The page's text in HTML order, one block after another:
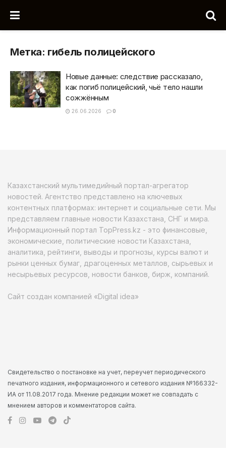
Метка: гибель полицейского
Новые данные: следствие рассказало,
как погиб полицейский, чьё тело нашли
сожжённым
26.06.2026 0
Казахстанский мультимедийный портал-агрегатор
новостей. Агентство представлено на ключевых
контентных платформах: интернет и социальные сети. Мы
представляем главные новости Казахстана, СНГ и мира.
Информационный портал TopPress.kz - это финансовые,
экономические, политические новости Казахстана,
аналитика, рейтинги, выводы и прогнозы, курсы валют и
рынки ценных бумаг, драгоценных металлов, сырьевых и
несырьевых ресурсов, новости банков, бирж, компаний.
Сайт создан компанией «Digital idea»
Свидетельство о постановке на учет, переучет периодического
печатного издания, информационного и сетевого издания №166332-
ИА от 11.08.2017 года. Мнение редакции может не совпадать с
мнением авторов и комментаторов сайта.